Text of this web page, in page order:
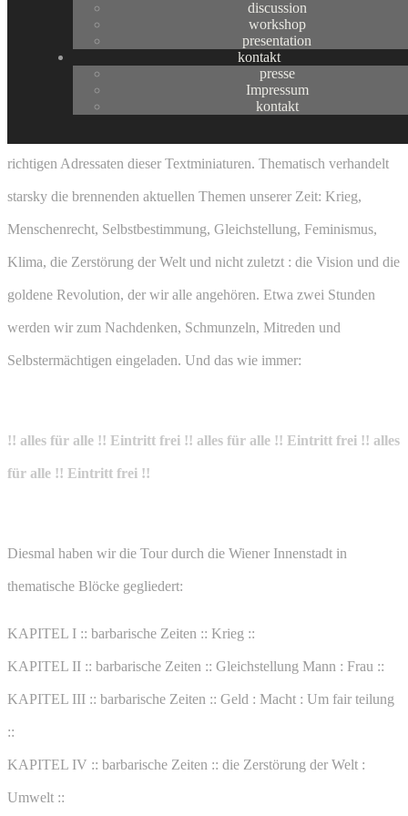
discussion
workshop
presentation
kontakt
presse
Impressum
kontakt
Prozession zur Huldigung der Kunst und Protest zur Lage der Welt.
selbstgebaute 360°-Projektions-Apparaturen erleuchten die
Fassaden der Macht und der Kultur mit großformatigen und
richtigen Adressaten dieser Textminiaturen. Thematisch verhandelt
starsky die brennenden aktuellen Themen unserer Zeit: Krieg,
Menschenrecht, Selbstbestimmung, Gleichstellung, Feminismus,
Klima, die Zerstörung der Welt und nicht zuletzt : die Vision und die
goldene Revolution, der wir alle angehören. Etwa zwei Stunden
werden wir zum Nachdenken, Schmunzeln, Mitreden und
Selbstermächtigen eingeladen. Und das wie immer:
!! alles für alle !! Eintritt frei !! alles für alle !! Eintritt frei !! alles
für alle !! Eintritt frei !!
Diesmal haben wir die Tour durch die Wiener Innenstadt in
thematische Blöcke gegliedert:
KAPITEL I :: barbarische Zeiten :: Krieg ::
KAPITEL II :: barbarische Zeiten :: Gleichstellung Mann : Frau ::
KAPITEL III :: barbarische Zeiten :: Geld : Macht : Um fair teilung
::
KAPITEL IV :: barbarische Zeiten :: die Zerstörung der Welt :
Umwelt ::